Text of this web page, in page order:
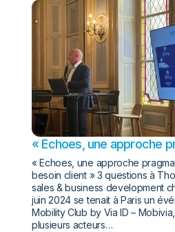
« Echoes, une approche
centrée sur le besoin
Thomas Mercier, VP of
development chez
« Echoes, une approche
besoin client » 3 questions à
sales & business development
juin 2024 se tenait à Paris un
Mobility Club by Via ID –
plusieurs acteurs…